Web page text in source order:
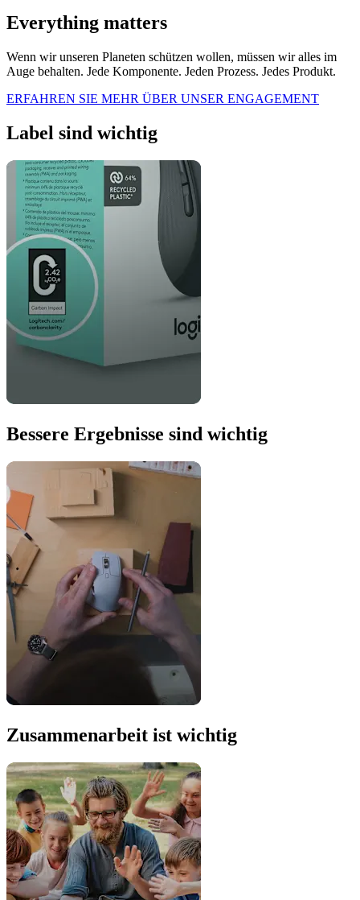
Everything matters
Wenn wir unseren Planeten schützen wollen, müssen wir alles im
Auge behalten. Jede Komponente. Jeden Prozess. Jedes Produkt.
ERFAHREN SIE MEHR ÜBER UNSER ENGAGEMENT
Label sind wichtig
Bessere Ergebnisse sind wichtig
Zusammenarbeit ist wichtig